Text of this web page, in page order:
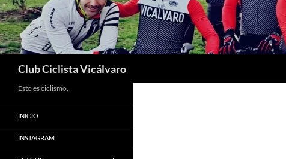
Club Ciclista Vicálvaro
Esto es ciclismo.
INICIO
INSTAGRAM